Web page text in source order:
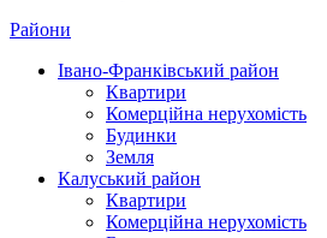
Райони
Івано-Франківський район
Квартири
Комерційна нерухомість
Будинки
Земля
Калуський район
Квартири
Комерційна нерухомість